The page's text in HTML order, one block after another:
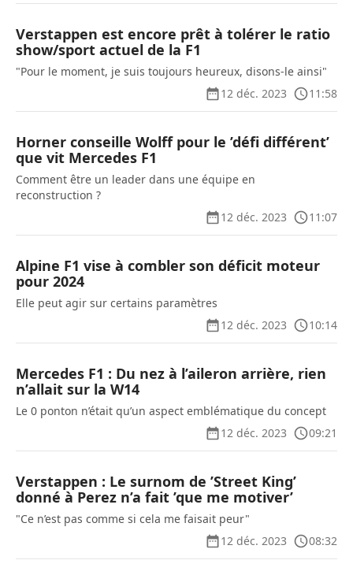
Verstappen est encore prêt à tolérer le ratio
show/sport actuel de la F1
"Pour le moment, je suis toujours heureux, disons-le ainsi"
12 déc. 2023
11:58
Horner conseille Wolff pour le ’défi différent’
que vit Mercedes F1
Comment être un leader dans une équipe en
reconstruction ?
12 déc. 2023
11:07
Alpine F1 vise à combler son déficit moteur
pour 2024
Elle peut agir sur certains paramètres
12 déc. 2023
10:14
Mercedes F1 : Du nez à l’aileron arrière, rien
n’allait sur la W14
Le 0 ponton n’était qu’un aspect emblématique du concept
12 déc. 2023
09:21
Verstappen : Le surnom de ’Street King’
donné à Perez n’a fait ’que me motiver’
"Ce n’est pas comme si cela me faisait peur"
12 déc. 2023
08:32